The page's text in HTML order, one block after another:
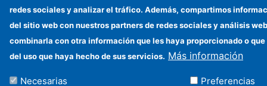
redes sociales y analizar el tráfico. Además, compartimos
del sitio web con nuestros partners de redes sociales y análisis
combinarla con otra información que les haya proporcionado o
del uso que haya hecho de sus servicios. Más información
Necesarias Preferencias